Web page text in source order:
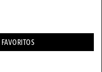
FAVORITOS